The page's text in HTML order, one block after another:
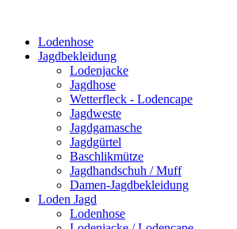
Lodenhose
Jagdbekleidung
Lodenjacke
Jagdhose
Wetterfleck - Lodencape
Jagdweste
Jagdgamasche
Jagdgürtel
Baschlikmütze
Jagdhandschuh / Muff
Damen-Jagdbekleidung
Loden Jagd
Lodenhose